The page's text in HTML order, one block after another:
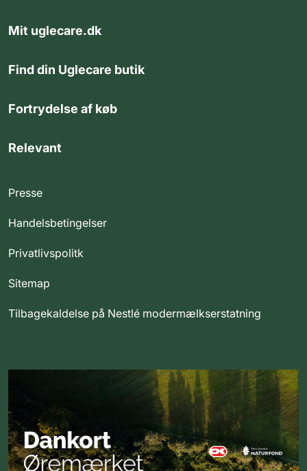
Mit uglecare.dk
Find din Uglecare butik
Fortrydelse af køb
Relevant
Presse
Handelsbetingelser
Privatlivspolitk
Sitemap
Tilbagekaldelse på Nestlé modermælkserstatning